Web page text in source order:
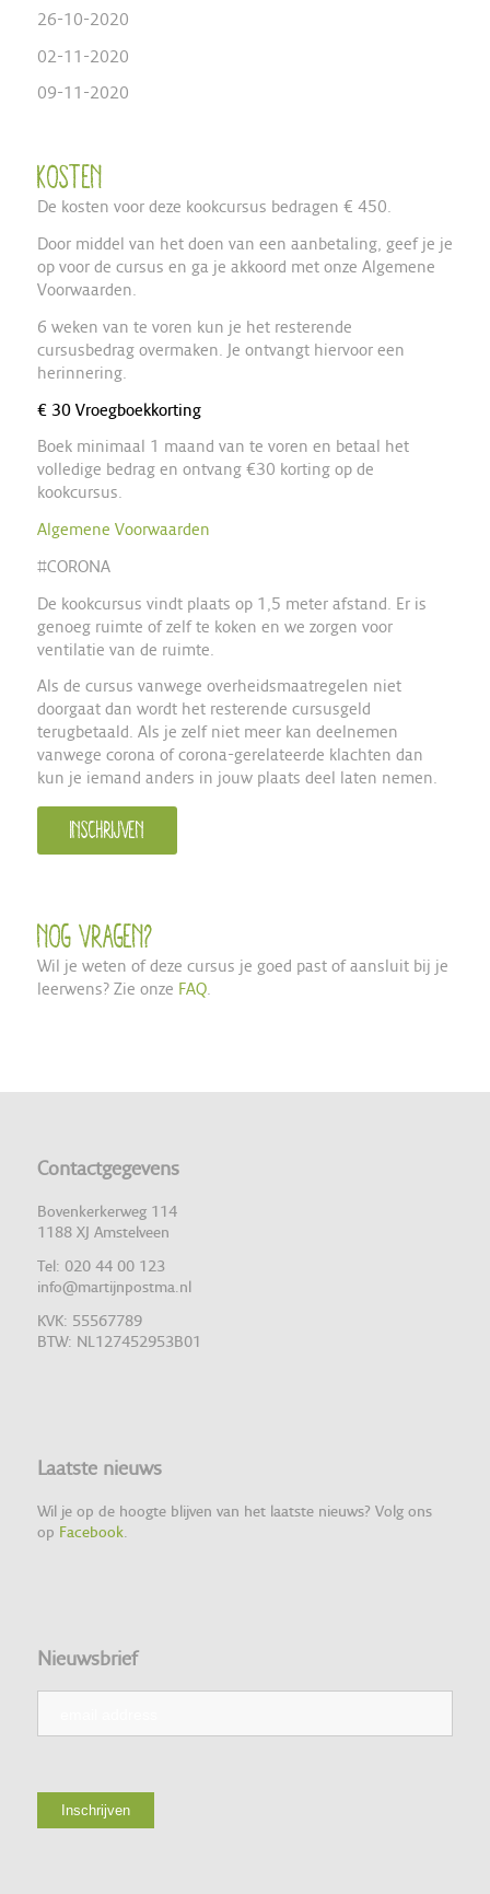
26-10-2020
02-11-2020
09-11-2020
Kosten
De kosten voor deze kookcursus bedragen € 450.
Door middel van het doen van een aanbetaling, geef je je
op voor de cursus en ga je akkoord met onze Algemene
Voorwaarden.
6 weken van te voren kun je het resterende
cursusbedrag overmaken. Je ontvangt hiervoor een
herinnering.
€ 30 Vroegboekkorting
Boek minimaal 1 maand van te voren en betaal het
volledige bedrag en ontvang €30 korting op de
kookcursus.
Algemene Voorwaarden
#CORONA
De kookcursus vindt plaats op 1,5 meter afstand. Er is
genoeg ruimte of zelf te koken en we zorgen voor
ventilatie van de ruimte.
Als de cursus vanwege overheidsmaatregelen niet
doorgaat dan wordt het resterende cursusgeld
terugbetaald. Als je zelf niet meer kan deelnemen
vanwege corona of corona-gerelateerde klachten dan
kun je iemand anders in jouw plaats deel laten nemen.
Inschrijven
Nog vragen?
Wil je weten of deze cursus je goed past of aansluit bij je
leerwens? Zie onze FAQ.
Contactgegevens
Bovenkerkerweg 114
1188 XJ Amstelveen
Tel: 020 44 00 123
info@martijnpostma.nl
KVK: 55567789
BTW: NL127452953B01
Laatste nieuws
Wil je op de hoogte blijven van het laatste nieuws? Volg ons
op Facebook.
Nieuwsbrief